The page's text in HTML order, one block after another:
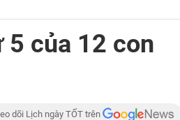
của 12 con
dõi Lịch ngày TỐT trên